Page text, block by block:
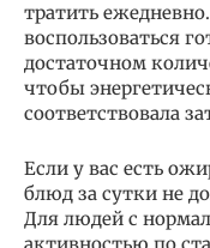
тратить
воспользоваться
достаточном
чтобы
соответствовала
Если у вас есть
блюд за сутки не
Для людей с